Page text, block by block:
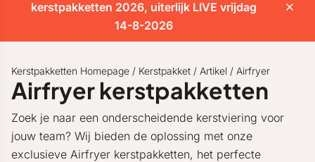
kerstpakketten 2026, uiterlijk LIVE vrijdag
14-8-2026
Kerstpakketten Homepage / Kerstpakket / Artikel / Airfryer
Airfryer kerstpakketten
Zoek je naar een onderscheidende kerstviering voor
jouw team? Wij bieden de oplossing met onze
exclusieve Airfryer kerstpakketten, het perfecte